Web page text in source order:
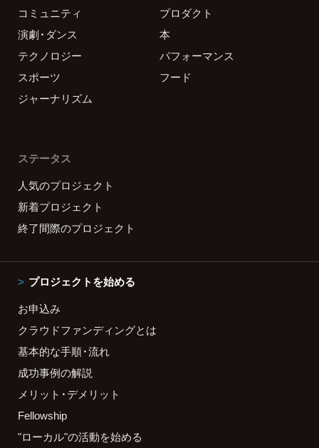
コミュニティ
プロダクト
演劇・ダンス
本
テクノロジー
パフォーマンス
スポーツ
フード
ジャーナリズム
ステータス
人気のプロジェクト
新着プロジェクト
終了間際のプロジェクト
プロジェクトを始める
お申込み
クラウドファンディングとは
基本的な手順・流れ
成功事例の解説
メリット・デメリット
Fellowship
"ローカル"の活動を始める